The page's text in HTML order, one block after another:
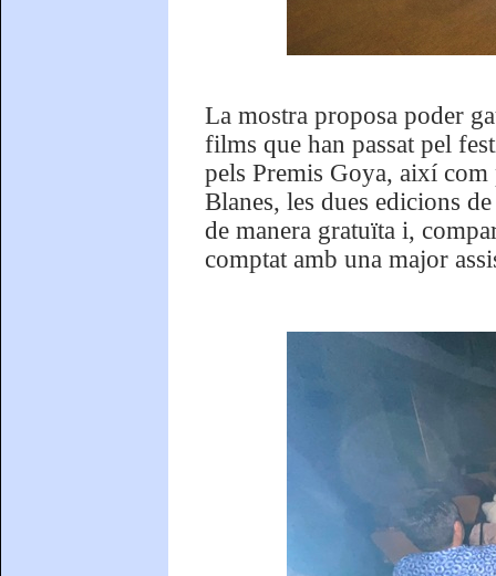
La mostra proposa poder
films que han passat pel
pels Premis Goya, així
Blanes, les dues edicions
de manera gratuïta i,
comptat amb una major